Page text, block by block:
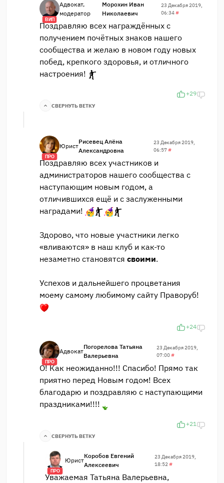
ВИП
Адвокат,
модератор
Морохин Иван
Николаевич
23 Декабря 2019,
06:34#
Поздравляю всех награждённых с
получением почётных знаков нашего
сообщества и желаю в новом году новых
побед, крепкого здоровья, и отличного
настроения!
+29
СВЕРНУТЬ ВЕТКУ
ПРО
Юрист
Рисевец Алёна
Александровна
23 Декабря 2019,
06:57#
Поздравляю всех участников и
администраторов нашего сообщества с
наступающим новым годом, а
отличившихся ещё и с заслуженными
наградами!
Здорово, что новые участники легко
«вливаются» в наш клуб и как-то
незаметно становятся своими.
Успехов и дальнейшего процветания
моему самому любимому сайту Праворуб!
+24
ПРО
Адвокат
Погорелова Татьяна
Валерьевна
23 Декабря 2019,
07:00#
О! Как неожиданно!!! Спасибо! Прямо так
приятно перед Новым годом! Всех
благодарю и поздравляю с наступающими
праздниками!!!!
+21
СВЕРНУТЬ ВЕТКУ
ПРО
Юрист
Коробов Евгений
Алексеевич
23 Декабря 2019,
18:52#
Уважаемая Татьяна Валерьевна,